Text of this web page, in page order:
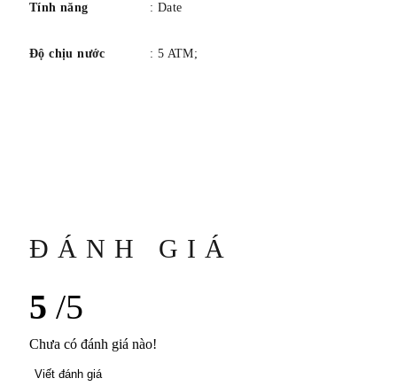
Tính năng : Date
Độ chịu nước : 5 ATM;
ĐÁNH GIÁ
5 /5
Chưa có đánh giá nào!
Viết đánh giá